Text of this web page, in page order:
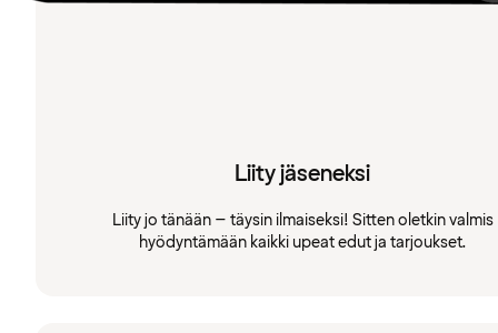
Liity jäseneksi
Liity jo tänään – täysin ilmaiseksi! Sitten oletkin valmis
hyödyntämään kaikki upeat edut ja tarjoukset.